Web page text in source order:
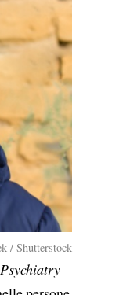
/ Shutterstock